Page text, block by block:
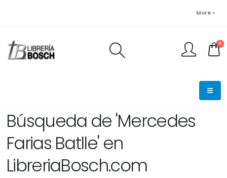
More
0
Búsqueda de 'Mercedes
Farias Batlle' en
LibreriaBosch.com